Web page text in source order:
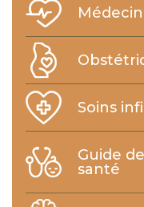
Soins
Guide
santé